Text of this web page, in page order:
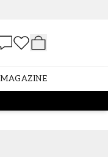
MAGAZINE